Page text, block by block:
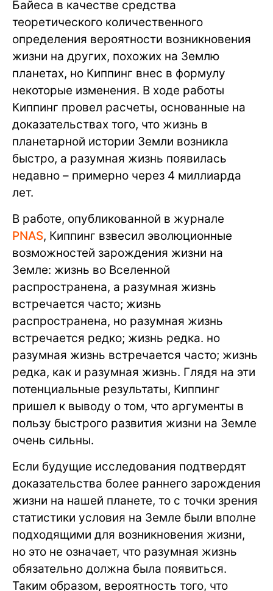
Байеса в качестве средства
теоретического количественного
определения вероятности возникновения
жизни на других, похожих на Землю
планетах, но Киппинг внес в формулу
некоторые изменения. В ходе работы
Киппинг провел расчеты, основанные на
доказательствах того, что жизнь в
планетарной истории Земли возникла
быстро, а разумная жизнь появилась
недавно – примерно через 4 миллиарда
лет.
В работе, опубликованной в журнале
PNAS, Киппинг взвесил эволюционные
возможностей зарождения жизни на
Земле: жизнь во Вселенной
распространена, а разумная жизнь
встречается часто; жизнь
распространена, но разумная жизнь
встречается редко; жизнь редка. но
разумная жизнь встречается часто; жизнь
редка, как и разумная жизнь. Глядя на эти
потенциальные результаты, Киппинг
пришел к выводу о том, что аргументы в
пользу быстрого развития жизни на Земле
очень сильны.
Если будущие исследования подтвердят
доказательства более раннего зарождения
жизни на нашей планете, то с точки зрения
статистики условия на Земле были вполне
подходящими для возникновения жизни,
но это не означает, что разумная жизнь
обязательно должна была появиться.
Таким образом, вероятность того, что